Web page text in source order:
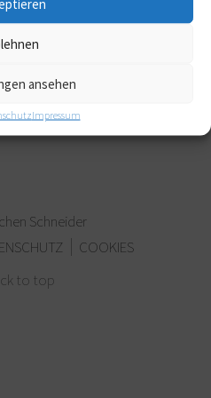
ansehen
Impressum
– Auf Empfang, rk-Galerie,
Schneider
COOKIES
to top